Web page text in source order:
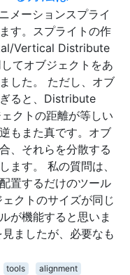
メーションスプライ
す。スプライトの作
Vertical Distribute
てオブジェクトをあ
した。 ただし、オブ
ると、Distribute
クトの距離が等しい
もまた真です。オブ
、それらを分散する
ます。 私の質問は、
置するだけのツール
クトのサイズが同じ
が機能すると思いま
ましたが、必要なも
tools alignment